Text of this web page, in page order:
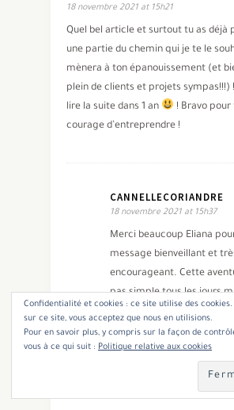
18 novembre 2021 at 15h21
Quel bel article et surtout tu as déjà
une partie du chemin qui je te le
mènera à ton épanouissement (et
plein de clients et projets sympas!!!)
lire la suite dans 1 an
! Bravo pour
courage d’entreprendre !
CANNELLECORIANDRE
18 novembre 2021 at 15h37
Merci beaucoup Eliana
message bienveillant et
encourageant. Cette
pas simple tous les jours
pense que ces aspects
importants.
Confidentialité et cookies : ce site utilise des
sur ce site, vous acceptez que nous en utilisions.
Pour en savoir plus, y compris sur la façon de
vous à ce qui suit : Politique relative aux cookies